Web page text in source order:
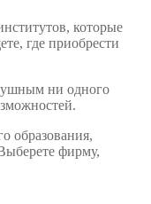
которые
где приобрести
ни одного
образования,
фирму,